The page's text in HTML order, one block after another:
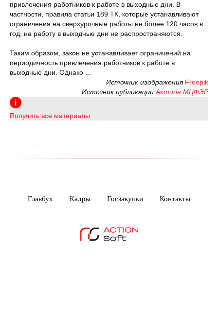
привлечения работников к работе в выходные дни. В
частности, правила статьи 189 ТК, которые устанавливают
ограничения на сверхурочные работы не более 120 часов в
год, на работу в выходные дни не распространяются.
Таким образом, закон не устанавливает ограничений на
периодичность привлечения работников к работе в
выходные дни. Однако ...
Источник изображения Freepik
Источник публикации Актион МЦФЭР
Получить все материалы
Главбух Кадры Госзакупки Контакты